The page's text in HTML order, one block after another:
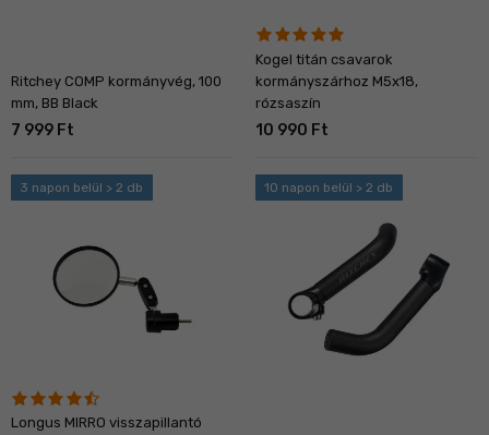
Ritchey COMP kormányvég, 100
mm, BB Black
7 999 Ft
Kogel titán csavarok
kormányszárhoz M5x18,
rózsaszín
10 990 Ft
3 napon belül > 2 db
Longus MIRRO visszapillantó
10 napon belül > 2 db